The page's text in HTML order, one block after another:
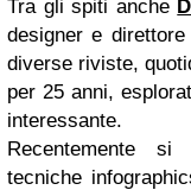
Tra gli spiti anche
designer e
diverse riviste,
per 25 anni,
interessante.
Recentemente
tecniche